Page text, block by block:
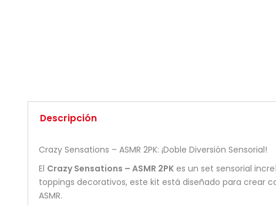
Descripción
Crazy Sensations – ASMR 2PK: ¡Doble Diversión Sensorial!
El Crazy Sensations – ASMR 2PK es un set sensorial
toppings decorativos, este kit está diseñado para crear
ASMR.